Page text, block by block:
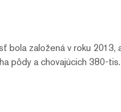
založená v roku 2013,
pôdy a chovajúcich 380-